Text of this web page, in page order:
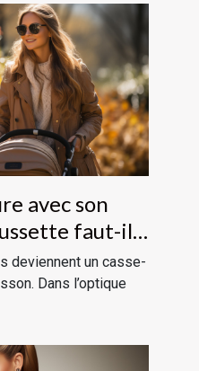
avec son
faut-il
deviennent un casse-
Dans l’optique